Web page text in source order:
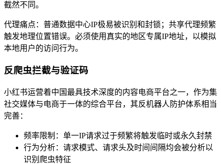
截然不同。
代理痛点：普通数据中心IP极易被识别和封锁；共享代理频繁
触发地理位置错误。必须使用真实的地区专属IP地址，以模拟
本地用户的访问行为。
反爬虫拦截与验证码
小红书运营着中国最具技术深度的内容电商平台之一，作为集
社交媒体与电商于一体的综合平台，其反机器人防护体系相当
完善：
频率限制：单一IP请求过于频繁将触发临时或永久封禁
行为分析：请求模式、请求头及时间间隔均会被分析以
识别爬虫特征